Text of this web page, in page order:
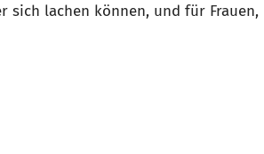
sich lachen können, und für Frauen,